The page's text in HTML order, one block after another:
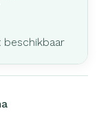
beschikbaar